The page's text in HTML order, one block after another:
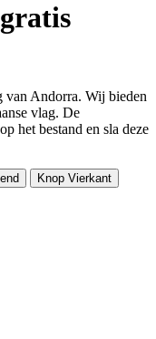
van Andorra. Wij bieden
vlag. De
het bestand en sla deze
Knop Vierkant